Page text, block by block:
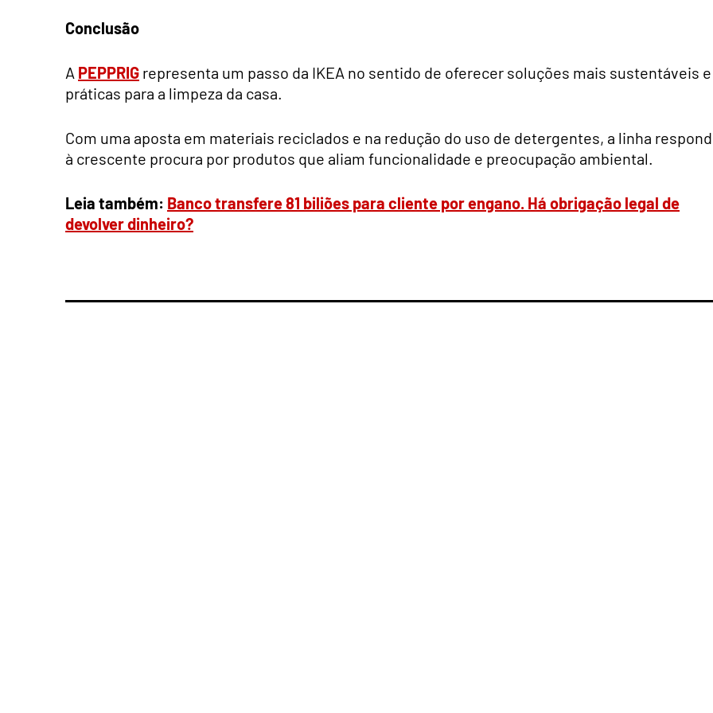
Conclusão
A PEPPRIG representa um passo da IKEA no sentido de oferecer soluções mais sustentáveis e
práticas para a limpeza da casa.
Com uma aposta em materiais reciclados e na redução do uso de detergentes, a linha
à crescente procura por produtos que aliam funcionalidade e preocupação ambiental.
Leia também: Banco transfere 81 biliões para cliente por engano. Há obrigação legal de
devolver dinheiro?